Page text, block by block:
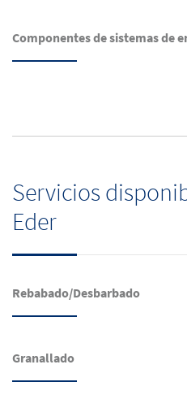
Componentes de sistemas de
Servicios
Eder
Rebabado/Desbarbado
Granallado